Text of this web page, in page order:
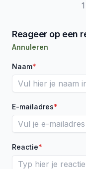
1
Reageer op een
Annuleren
Naam*
E-mailadres*
Reactie*